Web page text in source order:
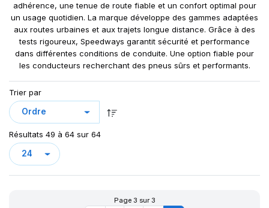
PK 319
POWERGRIP
POWER GRIP G-2
POWER LUG (R-4)
SAMRAT
SW-101
SW-201
adhérence, une tenue de route fiable et un confort optimal pour
un usage quotidien. La marque développe des gammes adaptées
aux routes urbaines et aux trajets longue distance. Grâce à des
tests rigoureux, Speedways garantit sécurité et performance
dans différentes conditions de conduite. Une option fiable pour
les conducteurs recherchant des pneus sûrs et performants.
Trier par
Résultats 49 à 64 sur 64
Page 3 sur 3